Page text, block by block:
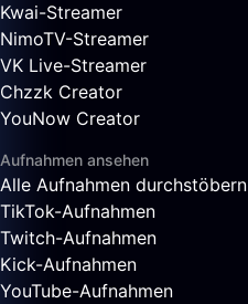
Kwai-Streamer
NimoTV-Streamer
VK Live-Streamer
Chzzk Creator
YouNow Creator
Aufnahmen ansehen
Alle Aufnahmen durchstöbern
TikTok-Aufnahmen
Twitch-Aufnahmen
Kick-Aufnahmen
YouTube-Aufnahmen